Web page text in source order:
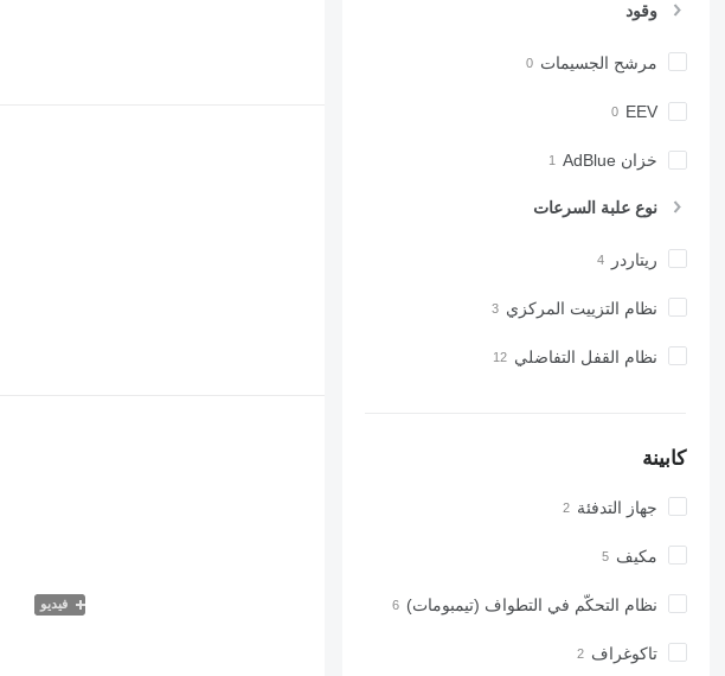
وقود
مرشح الجسيمات
EEV
خزان AdBlue
نوع علبة السرعات
ريتاردر
نظام التزييت المركزي
نظام القفل التفاضلي
كابينة
جهاز التدفئة
مكيف
نظام التحكّم في التطواف (تيمبومات)
تاكوغراف
فيديو